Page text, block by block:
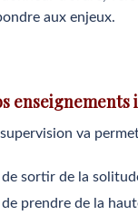
aux enjeux.
enseignements
supervision va
de sortir de la
de prendre de la